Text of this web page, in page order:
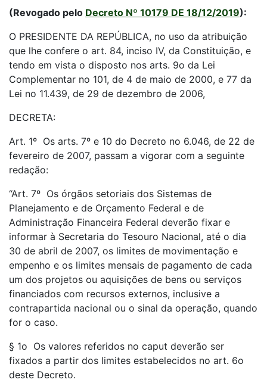
(Revogado pelo Decreto Nº 10179 DE 18/12/2019):
O PRESIDENTE DA REPÚBLICA, no uso da atribuição
que lhe confere o art. 84, inciso IV, da Constituição, e
tendo em vista o disposto nos arts. 9o da Lei
Complementar no 101, de 4 de maio de 2000, e 77 da
Lei no 11.439, de 29 de dezembro de 2006,
DECRETA:
Art. 1º Os arts. 7º e 10 do Decreto no 6.046, de 22 de
fevereiro de 2007, passam a vigorar com a seguinte
redação:
“Art. 7º Os órgãos setoriais dos Sistemas de
Planejamento e de Orçamento Federal e de
Administração Financeira Federal deverão fixar e
informar à Secretaria do Tesouro Nacional, até o dia
30 de abril de 2007, os limites de movimentação e
empenho e os limites mensais de pagamento de cada
um dos projetos ou aquisições de bens ou serviços
financiados com recursos externos, inclusive a
contrapartida nacional ou o sinal da operação, quando
for o caso.
§ 1o Os valores referidos no caput deverão ser
fixados a partir dos limites estabelecidos no art. 6o
deste Decreto.